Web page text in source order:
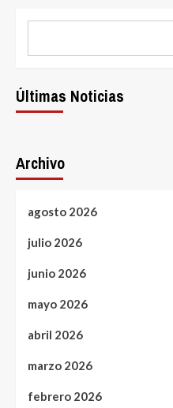
Últimas Noticias
Archivo
agosto 2026
julio 2026
junio 2026
mayo 2026
abril 2026
marzo 2026
febrero 2026